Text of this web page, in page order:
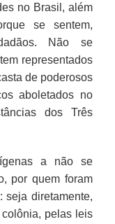
no Brasil, além
se sentem,
Não se
representados
de poderosos
aboletados no
dos Três
a não se
por quem foram
seja diretamente,
colônia, pelas leis